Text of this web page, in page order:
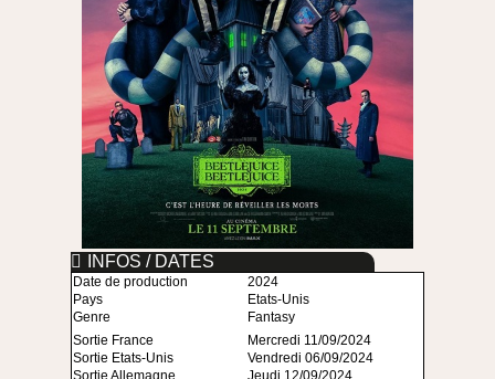
INFOS / DATES
Date de production
2024
Pays
Etats-Unis
Genre
Fantasy
Sortie France
Mercredi 11/09/2024
Sortie Etats-Unis
Vendredi 06/09/2024
Sortie Allemagne
Jeudi 12/09/2024